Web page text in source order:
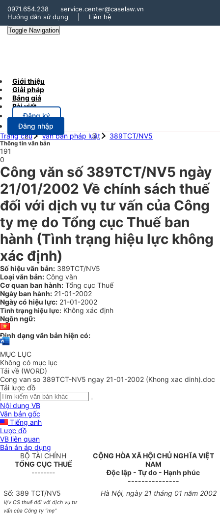
0971.654.238
service.center@caselaw.vn
Hướng dẫn sử dụng
Liên hệ
Toggle Navigation
Giới thiệu
Giải pháp
Bảng giá
Bài viết
Đăng ký
Đăng nhập
Trang chủ
Văn bản pháp luật 389TCT/NV5
Thông tin văn bản
191
0
Công văn số 389TCT/NV5 ngày
21/01/2002 Về chính sách thuế
đối với dịch vụ tư vấn của Công
ty mẹ do Tổng cục Thuế ban
hành (Tình trạng hiệu lực không
xác định)
Số hiệu văn bản: 389TCT/NV5
Loại văn bản: Công văn
Cơ quan ban hành: Tổng cục Thuế
Ngày ban hành: 21-01-2002
Ngày có hiệu lực: 21-01-2002
Tình trạng hiệu lực: Không xác định
Ngôn ngữ:
Định dạng văn bản hiện có:
MỤC LỤC
Không có mục lục
Tải về (WORD)
Cong van so 389TCT-NV5 ngay 21-01-2002 (Khong xac dinh).doc
Tải lược đồ
Nội dung VB
Văn bản gốc
Tiếng anh
Lược đồ
VB liên quan
Bản án áp dụng
BỘ TÀI CHÍNH
TỔNG CỤC THUẾ
--------
CỘNG HÒA XÃ HỘI CHỦ NGHĨA VIỆT
NAM
Độc lập - Tự do - Hạnh phúc
---------------
Số: 389 TCT/NV5
V/v CS thuế đối với dịch vụ tư
vấn của Công ty “mẹ”
Hà Nội, ngày 21 tháng 01 năm 2002